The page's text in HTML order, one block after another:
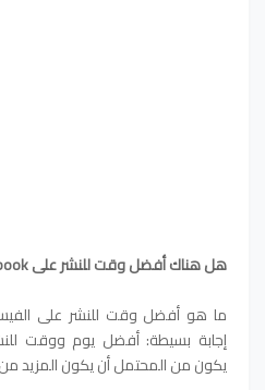
هل هناك أفضل وقت للنشر على Facebook؟
ما هو أفضل وقت للنشر على
يكون من المحتمل أن يكون المزيد من